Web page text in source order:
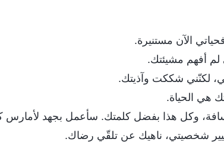
الآن مستنيرة.
أفهم مشيئتك.
لكنّني شككت وآذيتك.
هي الحياة.
وكل هذا بفضل كلمتك. سأعمل بجهد لأمارس
شخصيتي، ناهيك عن تلقّي رضاك.